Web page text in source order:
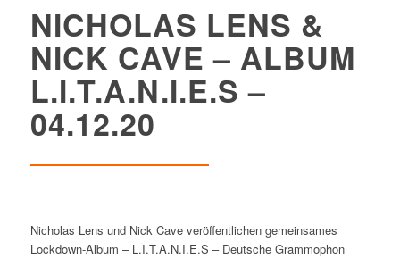
NICHOLAS LENS &
NICK CAVE – ALBUM
L.I.T.A.N.I.E.S –
04.12.20
Nicholas Lens und Nick Cave veröffentlichen gemeinsames
Lockdown-Album – L.I.T.A.N.I.E.S – Deutsche Grammophon